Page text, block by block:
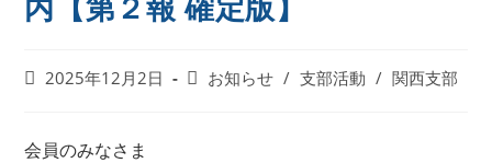
2025年12月2日 お知らせ / 支部活動 / 関西支部
会員のみなさま